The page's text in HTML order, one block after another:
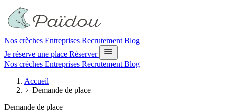
Nos crèches Entreprises Recrutement Blog
Je réserve une place Réserver
Nos crèches Entreprises Recrutement Blog
Accueil
Demande de place
Demande de place